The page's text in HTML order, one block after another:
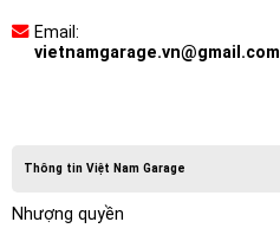
Email:
vietnamgarage.vn@gmail.com
Thông tin Việt Nam Garage
Nhượng quyền